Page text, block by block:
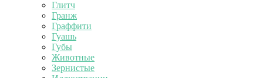
Глитч
Гранж
Граффити
Гуашь
Губы
Животные
Зернистые